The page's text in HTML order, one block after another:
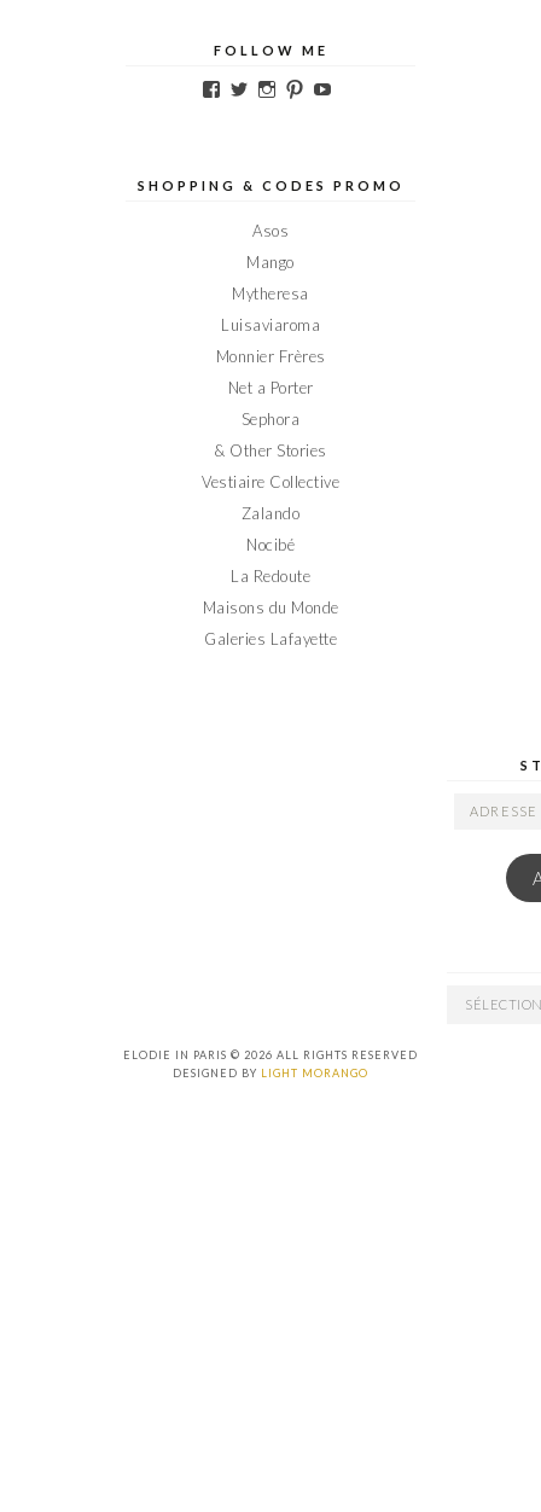
FOLLOW ME
Voir
sur
Voir
sur
Voir
sur
Voir
sur sur
SHOPPING & CODES PROMO
Asos
Mango
Mytheresa
Luisaviaroma
Monnier Frères
Net a Porter
Sephora
& Other Stories
Vestiaire Collective
Zalando
Nocibé
La Redoute
Maisons du Monde
Galeries Lafayette
ADRESSE
ARCHIVES
ELODIE IN PARIS © 2026 ALL RIGHTS RESERVED
DESIGNED BY LIGHT MORANGO